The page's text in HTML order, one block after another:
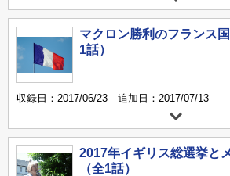
マクロン勝利のフランス
1話）
収録日：2017/06/23 追加日：2017/07/13
2017年イギリス総選挙と
（全1話）